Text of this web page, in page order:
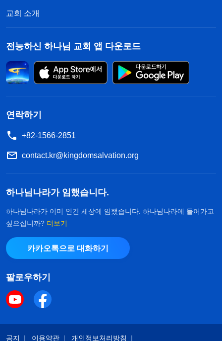
교회 소개
전능하신 하나님 교회 앱 다운로드
연락하기
+82-1566-2851
contact.kr@kingdomsalvation.org
하나님나라가 임했습니다.
하나님나라가 이미 인간 세상에 임했습니다. 하나님나라에 들어가고
싶으십니까? 더보기
카카오톡으로 대화하기
팔로우하기
공지 이용약관 개인정보처리방침